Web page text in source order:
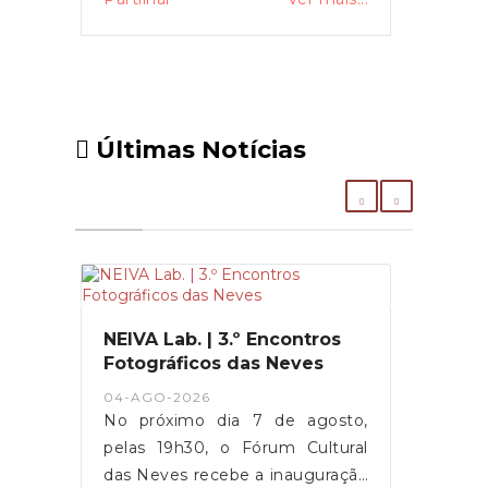
Últimas Notícias
NEIVA Lab. | 3.º Encontros
Fotográficos das Neves
04-AGO-2026
No próximo dia 7 de agosto,
pelas 19h30, o Fórum Cultural
das Neves recebe a inauguração